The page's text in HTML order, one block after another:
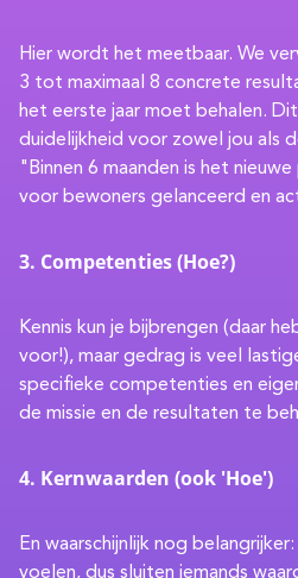
Hier wordt het meetbaar. We
3 tot maximaal 8 concrete
het eerste jaar moet behalen.
duidelijkheid voor zowel jou als
"Binnen 6 maanden is het
voor bewoners gelanceerd en
3. Competenties (Hoe?)
Kennis kun je bijbrengen (daar
voor!), maar gedrag is veel
specifieke competenties en
de missie en de resultaten te
4. Kernwaarden (ook 'Hoe')
En waarschijnlijk nog
voelen, dus sluiten iemands